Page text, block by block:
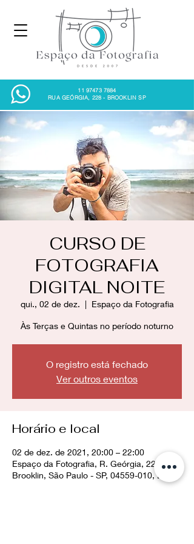
11 97473 7884
RUA GEÓRGIA, 228 - BROOKLIN SP
CURSO DE
FOTOGRAFIA
DIGITAL NOITE
qui., 02 de dez.
  |
Espaço da Fotografia
Às Terças e Quintas no período noturno
O registro está fechado
Ver outros eventos
Horário e local
02 de dez. de 2021, 20:00 – 22:00
Espaço da Fotografia, R. Geórgia, 228 -
Brooklin, São Paulo - SP, 04559-010, Brasil